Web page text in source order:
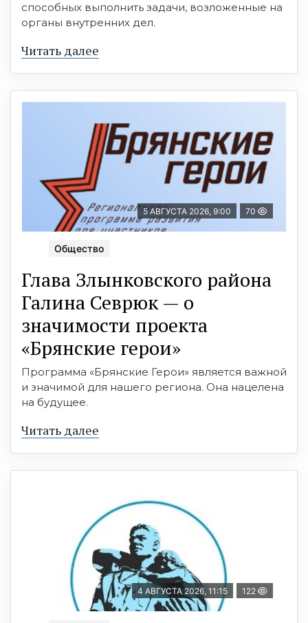
способных выполнить задачи, возложенные на
органы внутренних дел.
Читать далее
5 АВГУСТА 2026, 9:00 70
Общество
Глава Злынковского района
Галина Севрюк — о
значимости проекта
«Брянские герои»
Программа «Брянские Герои» является важной
и значимой для нашего региона. Она нацелена
на будущее.
Читать далее
4 АВГУСТА 2026, 11:15 122